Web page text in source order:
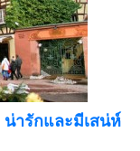
ารักและมีเสน่ห์